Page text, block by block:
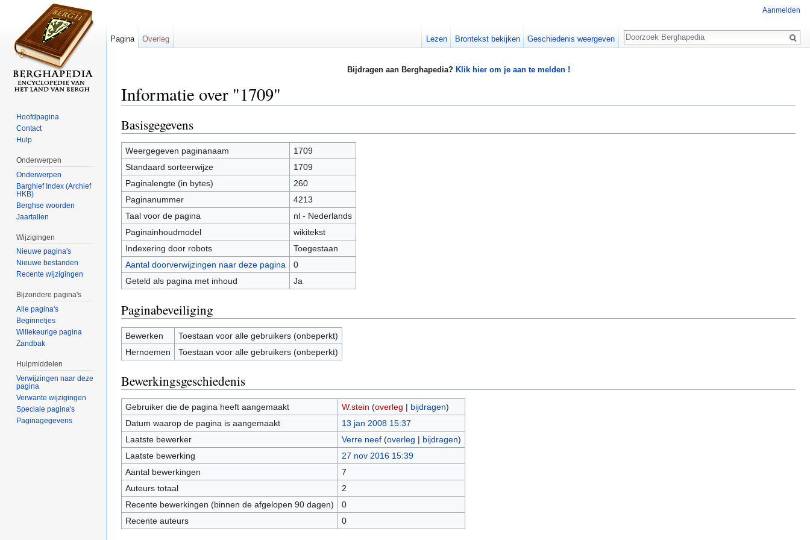
Bijdragen aan Berghapedia? Klik hier om je aan te melden !
Informatie over "1709"
Basisgegevens
Weergegeven paginanaam
1709
Standaard sorteerwijze
1709
Paginalengte (in bytes)
260
Paginanummer
4213
Taal voor de pagina
nl - Nederlands
Paginainhoudmodel
wikitekst
Indexering door robots
Toegestaan
Aantal doorverwijzingen naar deze pagina
0
Geteld als pagina met inhoud
Ja
Paginabeveiliging
Bewerken
Toestaan voor alle gebruikers (onbeperkt)
Hernoemen
Toestaan voor alle gebruikers (onbeperkt)
Bewerkingsgeschiedenis
Gebruiker die de pagina heeft aangemaakt W.stein (overleg | bijdragen)
Datum waarop de pagina is aangemaakt
13 jan 2008 15:37
Laatste bewerker
Verre neef (overleg | bijdragen)
Laatste bewerking
27 nov 2016 15:39
Aantal bewerkingen
7
Auteurs totaal
2
Recente bewerkingen (binnen de afgelopen 90 dagen)
0
Recente auteurs
0
Aanmelden
Pagina Overleg Lezen Brontekst bekijken Geschiedenis weergeven
Zoeken
Hoofdpagina
Contact
Hulp
Onderwerpen
Onderwerpen
Barghief Index (Archief
HKB)
Berghse woorden
Jaartallen
Wijzigingen
Nieuwe pagina's
Nieuwe bestanden
Recente wijzigingen
Bijzondere pagina's
Alle pagina's
Beginnetjes
Willekeurige pagina
Zandbak
Hulpmiddelen
Verwijzingen naar deze
pagina
Verwante wijzigingen
Speciale pagina's
Paginagegevens